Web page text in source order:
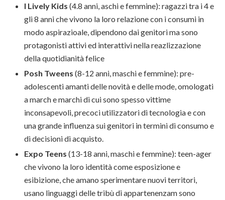
I Lively Kids (4.8 anni, aschi e femmine): ragazzi tra i 4 e
gli 8 anni che vivono la loro relazione con i consumi in
modo aspirazioale, dipendono dai genitori ma sono
protagonisti attivi ed interattivi nella reazlizzazione
della quotidianità felice
Posh Tweens (8-12 anni, maschi e femmine): pre-
adolescenti amanti delle novità e delle mode, omologati
a march e marchi di cui sono spesso vittime
inconsapevoli, precoci utilizzatori di tecnologia e con
una grande influenza sui genitori in termini di consumo e
di decisioni di acquisto.
Expo Teens (13-18 anni, maschi e femmine): teen-ager
che vivono la loro identità come esposizione e
esibizione, che amano sperimentare nuovi territori,
usano linguaggi delle tribù di appartenenzam sono